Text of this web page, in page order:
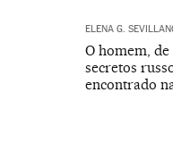
ELENA G.
O homem,
secretos
encontrado